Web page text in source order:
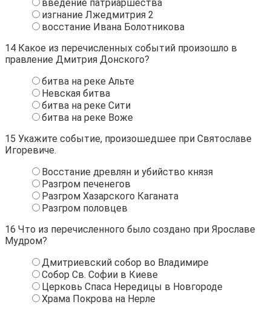
введение патриаршества
изгнание Лжедмитрия 2
восстание Ивана Болотникова
14 Какое из перечисленных событий произошло в
правление Дмитрия Донского?
битва на реке Альте
Невская битва
битва на реке Сити
битва на реке Воже
15 Укажите событие, произошедшее при Святославе
Игоревиче.
Восстание древлян и убийство князя
Разгром печенегов
Разгром Хазарского Каганата
Разгром половцев
16 Что из перечисленного было создано при Ярославе
Мудром?
Дмитриевский собор во Владимире
Собор Св. Софии в Киеве
Церковь Спаса Нередицы в Новгороде
Храма Покрова на Нерле